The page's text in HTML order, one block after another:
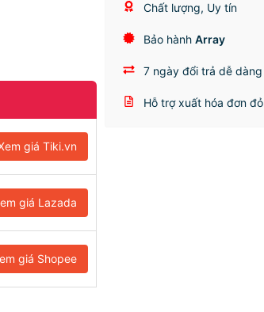
giá Tiki.vn
giá Lazada
giá Shopee
Chất lượng, Uy tín
Bảo hànhArray
7 ngày đổi trả dễ dàng
Hỗ trợ xuất hóa đơn đỏ